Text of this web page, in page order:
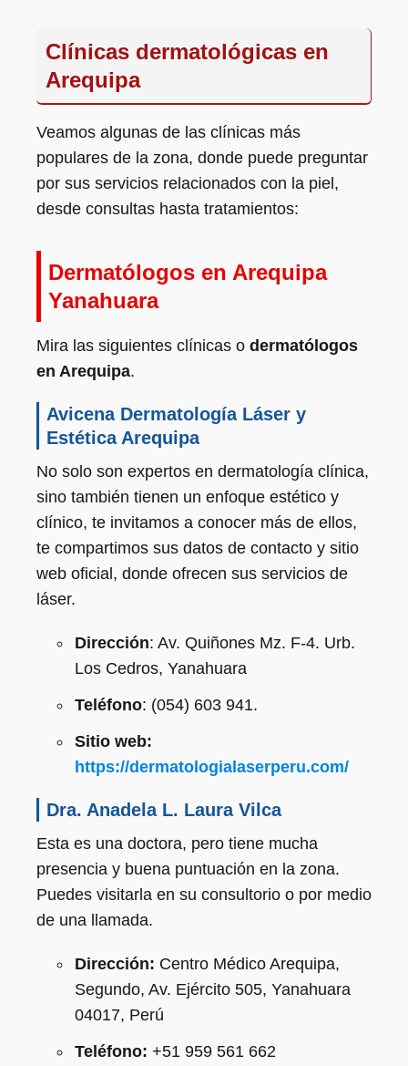
Clínicas dermatológicas en
Arequipa
Veamos algunas de las clínicas más
populares de la zona, donde puede preguntar
por sus servicios relacionados con la piel,
desde consultas hasta tratamientos:
Dermatólogos en Arequipa
Yanahuara
Mira las siguientes clínicas o dermatólogos
en Arequipa.
Avicena Dermatología Láser y
Estética Arequipa
No solo son expertos en dermatología clínica,
sino también tienen un enfoque estético y
clínico, te invitamos a conocer más de ellos,
te compartimos sus datos de contacto y sitio
web oficial, donde ofrecen sus servicios de
láser.
Dirección: Av. Quiñones Mz. F-4. Urb.
Los Cedros, Yanahuara
Teléfono: (054) 603 941.
Sitio web:
https://dermatologialaserperu.com/
Dra. Anadela L. Laura Vilca
Esta es una doctora, pero tiene mucha
presencia y buena puntuación en la zona.
Puedes visitarla en su consultorio o por medio
de una llamada.
Dirección: Centro Médico Arequipa,
Segundo, Av. Ejército 505, Yanahuara
04017, Perú
Teléfono: +51 959 561 662